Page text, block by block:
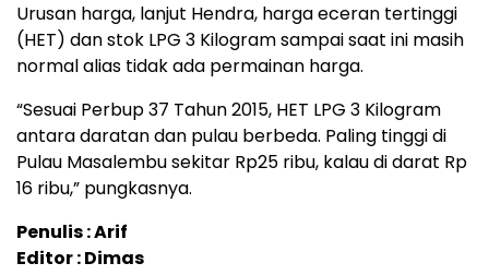
Urusan harga, lanjut Hendra, harga eceran tertinggi
(HET) dan stok LPG 3 Kilogram sampai saat ini masih
normal alias tidak ada permainan harga.
“Sesuai Perbup 37 Tahun 2015, HET LPG 3 Kilogram
antara daratan dan pulau berbeda. Paling tinggi di
Pulau Masalembu sekitar Rp25 ribu, kalau di darat Rp
16 ribu,” pungkasnya.
Penulis : Arif
Editor : Dimas